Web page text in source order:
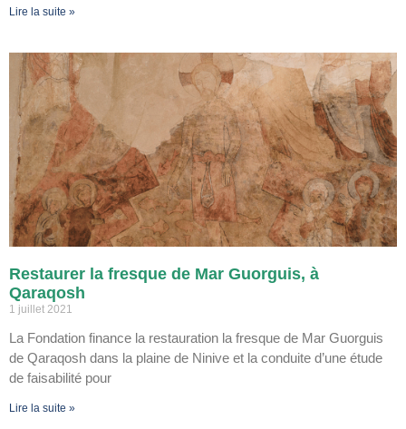
Lire la suite »
Restaurer la fresque de Mar Guorguis, à
Qaraqosh
1 juillet 2021
La Fondation finance la restauration la fresque de Mar Guorguis
de Qaraqosh dans la plaine de Ninive et la conduite d’une étude
de faisabilité pour
Lire la suite »